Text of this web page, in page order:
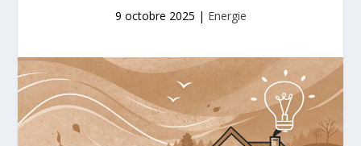
9 octobre 2025 | Energie